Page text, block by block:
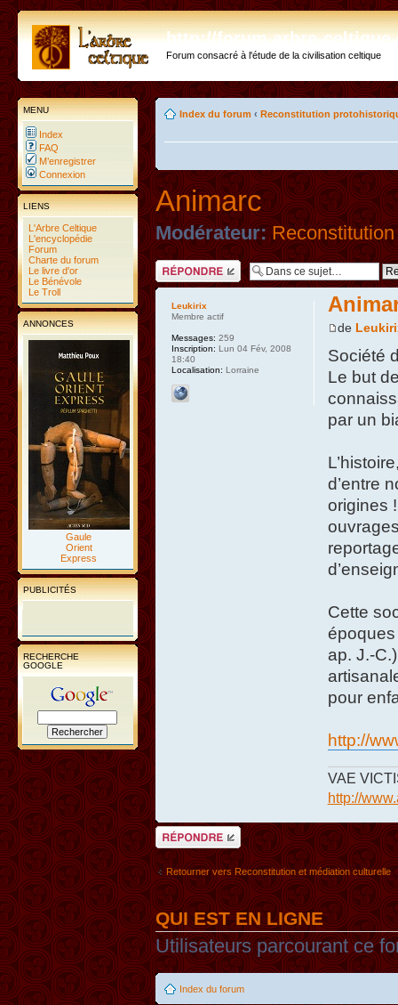
http://forum.arbre-
Forum consacré à l'étude de la civilisation celtique
MENU
Index
FAQ
M’enregistrer
Connexion
LIENS
L'Arbre Celtique
L'encyclopédie
Forum
Charte du forum
Le livre d'or
Le Bénévole
Le Troll
ANNONCES
Gaule
Orient
Express
PUBLICITÉS
RECHERCHE
GOOGLE
Index du forum ‹ Reconstitution
Animarc
Modérateur: Reconstitution
Répondre
de
Société
Le but
par un
d’entre
origines
Cette
époques
ap. J.-
pour
http://
VAE
http://
Leukirix
Membre actif
Messages: 259
Inscription: Lun 04 Fév, 2008
18:40
Localisation: Lorraine
Répondre
Retourner vers Reconstitution et médiation culturelle
QUI EST EN LIGNE
Utilisateurs parcourant ce
Index du forum